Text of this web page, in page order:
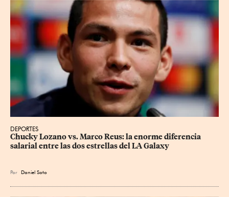
DEPORTES
Chucky Lozano vs. Marco Reus: la enorme diferencia
salarial entre las dos estrellas del LA Galaxy
Por Daniel Soto